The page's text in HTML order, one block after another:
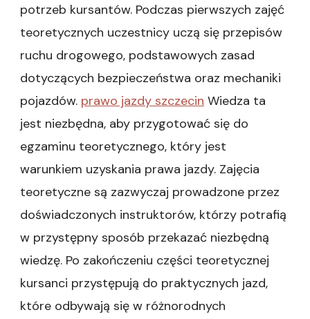
potrzeb kursantów. Podczas pierwszych zajęć
teoretycznych uczestnicy uczą się przepisów
ruchu drogowego, podstawowych zasad
dotyczących bezpieczeństwa oraz mechaniki
pojazdów. prawo jazdy szczecin Wiedza ta
jest niezbędna, aby przygotować się do
egzaminu teoretycznego, który jest
warunkiem uzyskania prawa jazdy. Zajęcia
teoretyczne są zazwyczaj prowadzone przez
doświadczonych instruktorów, którzy potrafią
w przystępny sposób przekazać niezbędną
wiedzę. Po zakończeniu części teoretycznej
kursanci przystępują do praktycznych jazd,
które odbywają się w różnorodnych